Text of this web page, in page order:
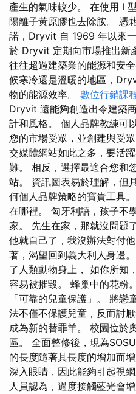
產生的氣味較少。 在使用 I
陽離子黃原膠也去除胺。 憑
諾，Dryvit 自 1969 年以來
於 Dryvit 定期向市場推出新
往往超過建築業的能源和安
候寒冷還是溫暖的地區，
物的能源效率。 數位行銷課
Dryvit 還能夠創造出令建築
計和風格。 個人品牌教練可
您的市場受眾，並創建與受
交媒體網站如此之多，要活
難。 相反，選擇最適合您和
站。 資訊圖表易於理解，但
何個人品牌策略的寶貴工具
在哪裡。 匈牙利語，孩子不
家。 先生在家，那就沒問題
他就自己了，我沒辦法對付他
著，渴望回到義大利人身邊
了人類動物身上， 如你所知
容易被摧毀。 蜂巢中的花粉
「可靠的兒童保護」。 將戀
法不僅不保護兒童，反而討
成為新的替罪羊。 校園位於
區。 全面整修後，現為SOSU
的長度隨著其長度的增加而
深入眼睛，因此能夠引起視
人員認為，過度接觸藍光會